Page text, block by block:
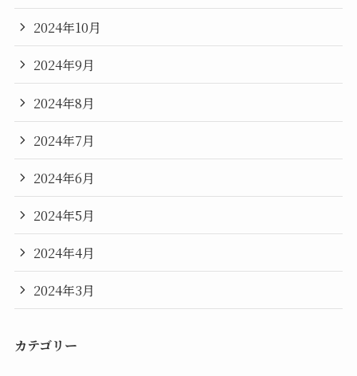
2024年10月
2024年9月
2024年8月
2024年7月
2024年6月
2024年5月
2024年4月
2024年3月
カテゴリー